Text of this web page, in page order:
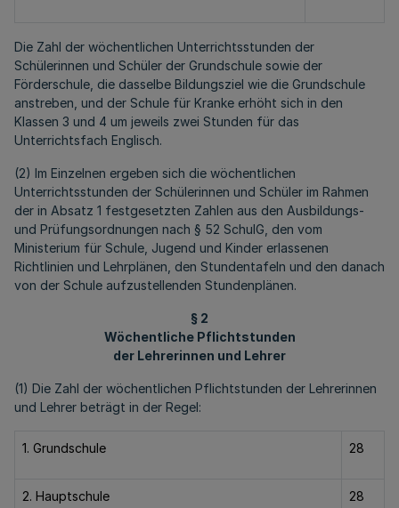
Die Zahl der wöchentlichen Unterrichtsstunden der
Schülerinnen und Schüler der Grundschule sowie der
Förderschule, die dasselbe Bildungsziel wie die Grundschule
anstreben, und der Schule für Kranke erhöht sich in den
Klassen 3 und 4 um jeweils zwei Stunden für das
Unterrichtsfach Englisch.
(2) Im Einzelnen ergeben sich die wöchentlichen
Unterrichtsstunden der Schülerinnen und Schüler im Rahmen
der in Absatz 1 festgesetzten Zahlen aus den Ausbildungs-
und Prüfungsordnungen nach § 52 SchulG, den vom
Ministerium für Schule, Jugend und Kinder erlassenen
Richtlinien und Lehrplänen, den Stundentafeln und den danach
von der Schule aufzustellenden Stundenplänen.
§ 2
Wöchentliche Pflichtstunden
der Lehrerinnen und Lehrer
(1) Die Zahl der wöchentlichen Pflichtstunden der Lehrerinnen
und Lehrer beträgt in der Regel:
1. Grundschule 28
2. Hauptschule 28